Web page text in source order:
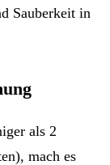
Sauberkeit in
als 2
mach es